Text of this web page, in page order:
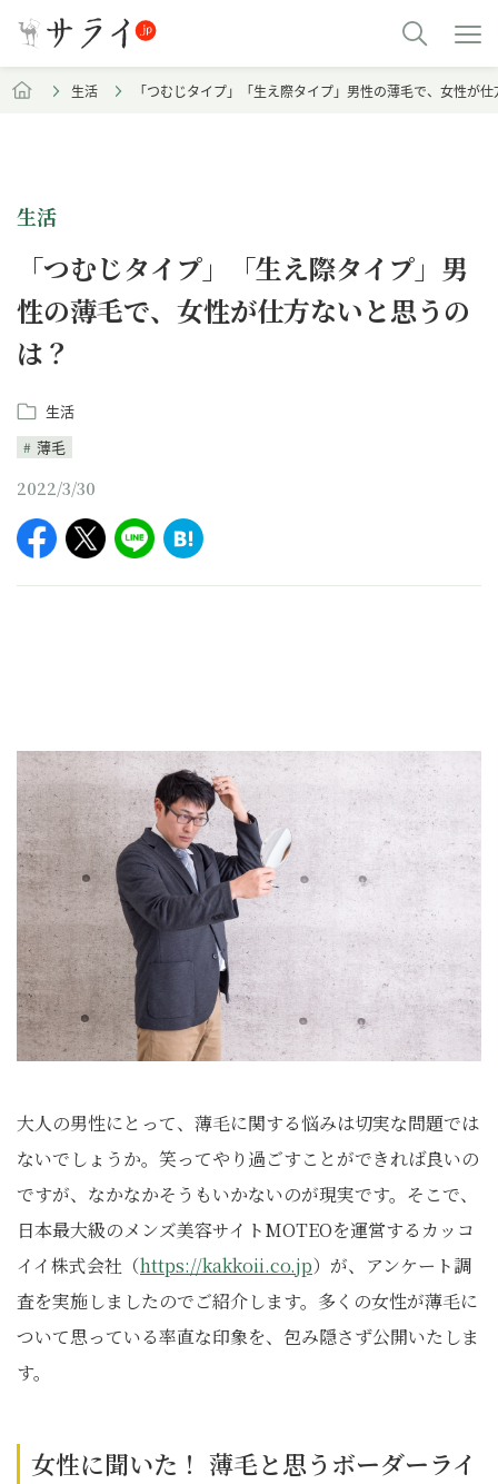
生活 「つむじタイプ」「生え際タイプ」男性の薄毛で、女性が
生活
「つむじタイプ」「生え際タイプ」男
性の薄毛で、女性が仕方ないと思うの
は？
生活
薄毛
2022/3/30
大人の男性にとって、薄毛に関する悩みは切実な問題では
ないでしょうか。笑ってやり過ごすことができれば良いの
ですが、なかなかそうもいかないのが現実です。そこで、
日本最大級のメンズ美容サイトMOTEOを運営するカッコ
イイ株式会社（https://kakkoii.co.jp）が、アンケート調
査を実施しましたのでご紹介します。多くの女性が薄毛に
ついて思っている率直な印象を、包み隠さず公開いたしま
す。
女性に聞いた！ 薄毛と思うボーダーライ